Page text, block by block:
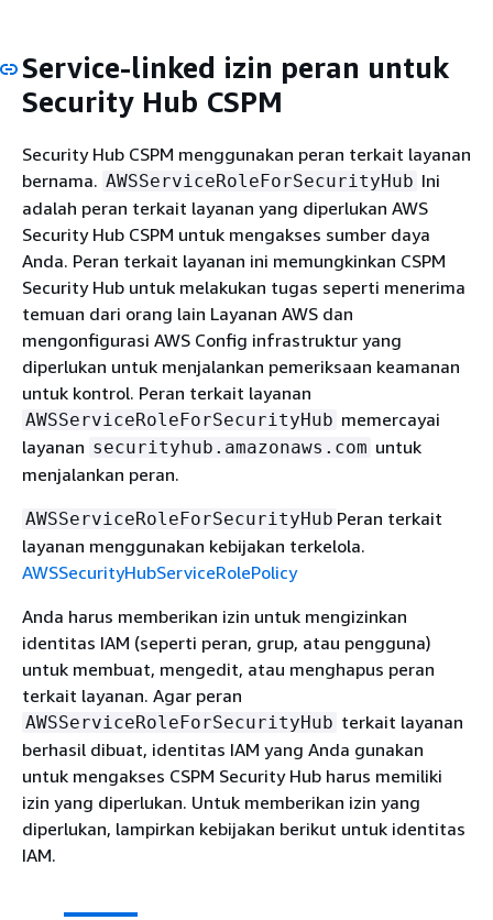
Service-linked izin peran untuk
Security Hub CSPM
Security Hub CSPM menggunakan peran terkait layanan
bernama. AWSServiceRoleForSecurityHub Ini
adalah peran terkait layanan yang diperlukan AWS
Security Hub CSPM untuk mengakses sumber daya
Anda. Peran terkait layanan ini memungkinkan CSPM
Security Hub untuk melakukan tugas seperti menerima
temuan dari orang lain Layanan AWS dan
mengonfigurasi AWS Config infrastruktur yang
diperlukan untuk menjalankan pemeriksaan keamanan
untuk kontrol. Peran terkait layanan
AWSServiceRoleForSecurityHub memercayai
layanan securityhub.amazonaws.com untuk
menjalankan peran.
AWSServiceRoleForSecurityHub Peran terkait
layanan menggunakan kebijakan terkelola.
AWSSecurityHubServiceRolePolicy
Anda harus memberikan izin untuk mengizinkan
identitas IAM (seperti peran, grup, atau pengguna)
untuk membuat, mengedit, atau menghapus peran
terkait layanan. Agar peran
AWSServiceRoleForSecurityHub terkait layanan
berhasil dibuat, identitas IAM yang Anda gunakan
untuk mengakses CSPM Security Hub harus memiliki
izin yang diperlukan. Untuk memberikan izin yang
diperlukan, lampirkan kebijakan berikut untuk identitas
IAM.